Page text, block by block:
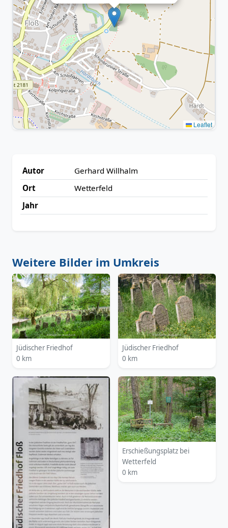
Leaflet
Autor
Gerhard Willhalm
Ort
Wetterfeld
Jahr
Weitere Bilder im Umkreis
Jüdischer Friedhof
0 km
Jüdischer Friedhof
0 km
Erschießungsplatz bei
Wetterfeld
0 km